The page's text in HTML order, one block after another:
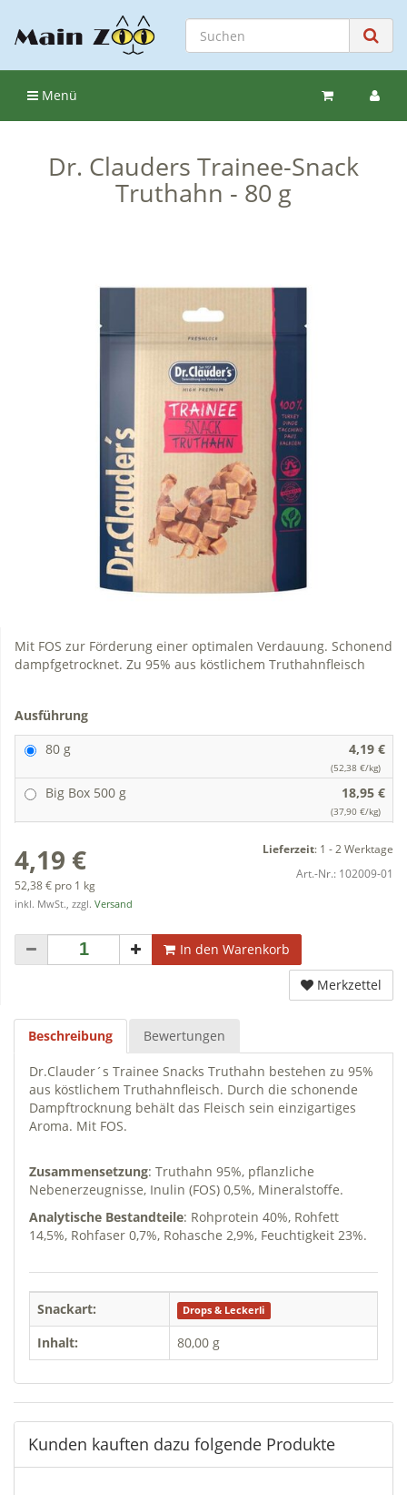
Menü
Dr. Clauders Trainee-Snack
Truthahn - 80 g
Mit FOS zur Förderung einer optimalen Verdauung. Schonend
dampfgetrocknet. Zu 95% aus köstlichem Truthahnfleisch
Ausführung
80 g
4,19 €
(52,38 €/kg)
Big Box 500 g 18,95 €
(37,90 €/kg)
4,19 €
52,38 € pro 1 kg
inkl. MwSt., zzgl. Versand
Lieferzeit: 1 - 2 Werktage
Art.-Nr.: 102009-01
In den Warenkorb
Merkzettel
Beschreibung Bewertungen
Dr.Clauder´s Trainee Snacks Truthahn bestehen zu 95%
aus köstlichem Truthahnfleisch. Durch die schonende
Dampftrocknung behält das Fleisch sein einzigartiges
Aroma. Mit FOS.
Zusammensetzung: Truthahn 95%, pflanzliche
Nebenerzeugnisse, Inulin (FOS) 0,5%, Mineralstoffe.
Analytische Bestandteile: Rohprotein 40%, Rohfett
14,5%, Rohfaser 0,7%, Rohasche 2,9%, Feuchtigkeit 23%.
Snackart: Drops & Leckerli
Inhalt: 80,00 g
Kunden kauften dazu folgende Produkte